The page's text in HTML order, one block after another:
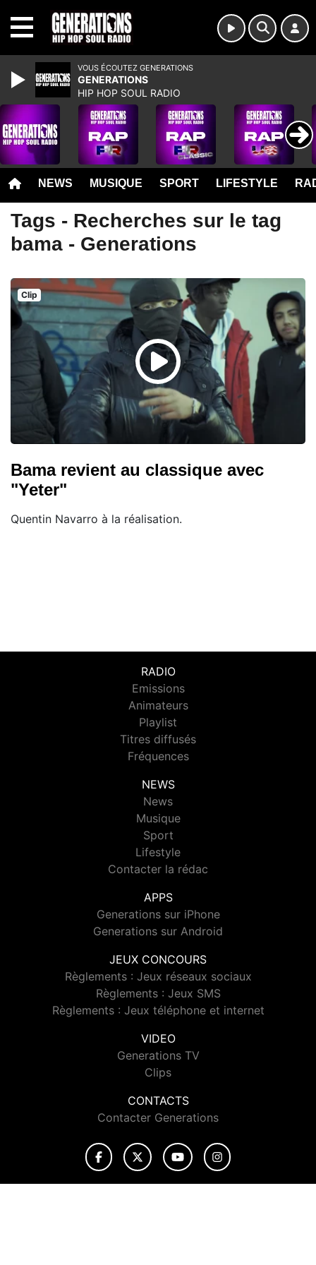
NEWS MUSIQUE SPORT LIFESTYLE
Tags - Recherches sur le tag
bama - Generations
Clip
Bama revient au classique avec
"Yeter"
Quentin Navarro à la réalisation.
RADIO
Emissions
Animateurs
Playlist
Titres diffusés
Fréquences
NEWS
News
Musique
Sport
Lifestyle
Contacter la rédac
APPS
Generations sur iPhone
Generations sur Android
JEUX CONCOURS
Règlements : Jeux réseaux sociaux
Règlements : Jeux SMS
Règlements : Jeux téléphone et internet
VIDEO
Generations TV
Clips
CONTACTS
Contacter Generations
VOUS ÉCOUTEZ GENERATIONS
GENERATIONS
HIP HOP SOUL RADIO